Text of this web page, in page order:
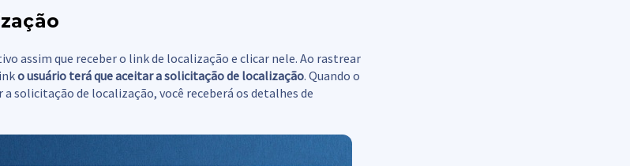
assim que receber o link de localização e clicar nele. Ao rastrear
o usuário terá que aceitar a solicitação de localização. Quando o
solicitação de localização, você receberá os detalhes de